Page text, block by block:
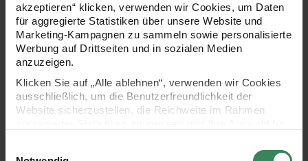
akzeptieren“ klicken, verwenden wir Cookies, um Daten
für aggregierte Statistiken über unsere Website und
Marketing-Kampagnen zu sammeln sowie personalisierte
Werbung auf Drittseiten und in sozialen Medien
anzuzeigen.
Klicken Sie auf „Alle ablehnen“, verwenden wir Cookies
ausschließlich, um die Benutzerfreundlichkeit der
Website sicherzustellen, die Reichweite im Rahmen
Ihre Einwilligung ist freiwillig und kann jederzeit über den
Videotitel erst nach Abspielen
(funktioniert nicht mehr)